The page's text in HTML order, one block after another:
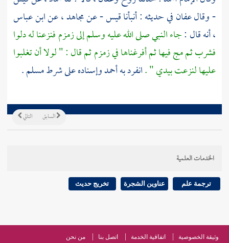
- وقالعفانفي حديثه : أنبأناقيس- عنمجاهد، عنابن عباس
، أنه قال :جاء النبي صلى الله عليه وسلم إلىزمزمفنزعنا له دلوا
فشرب ثم مج فيها ثم أفرغناها في زمزم ثم قال : " لولا أن تغلبوا
عليها لنزعت بيدي " .انفرد بهأحمدوإسناده على شرطمسلم.
التالي السابق
الخدمات العلمية
ترجمة علم عناوين الشجرة تخريج حديث
وثيقة الخصوصية اتفاقية الخدمة اتصل بنا من نحن